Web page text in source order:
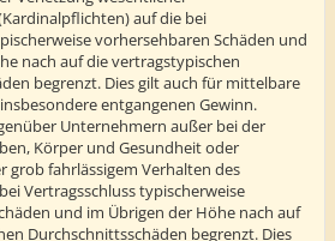
auf die bei
vorhersehbaren Schäden und
nach auf die vertragstypischen
begrenzt. Dies gilt auch für mittelbare
entgangenen Gewinn.
Unternehmern außer bei der
Körper und Gesundheit oder
grob fahrlässigem Verhalten des
Vertragsschluss typischerweise
und im Übrigen der Höhe nach auf
Durchschnittsschäden begrenzt. Dies